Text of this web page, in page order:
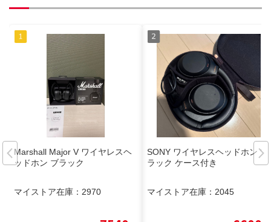
Marshall Major V ワイヤレスヘ
ッドホン ブラック
マイストア在庫： 2970
SONY ワイヤレスヘッドホン ブ
ラック ケース付き
マイストア在庫： 2045